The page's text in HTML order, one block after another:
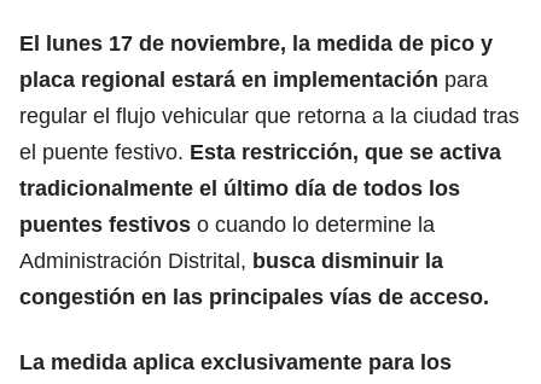
El lunes 17 de noviembre, la medida de pico y
placa regional estará en implementación para
regular el flujo vehicular que retorna a la ciudad tras
el puente festivo. Esta restricción, que se activa
tradicionalmente el último día de todos los
puentes festivos o cuando lo determine la
Administración Distrital, busca disminuir la
congestión en las principales vías de acceso.
La medida aplica exclusivamente para los